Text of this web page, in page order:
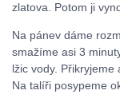
zlatova. Potom ji
Na pánev dáme
smažíme asi 3
lžic vody.
Na talíři posypeme